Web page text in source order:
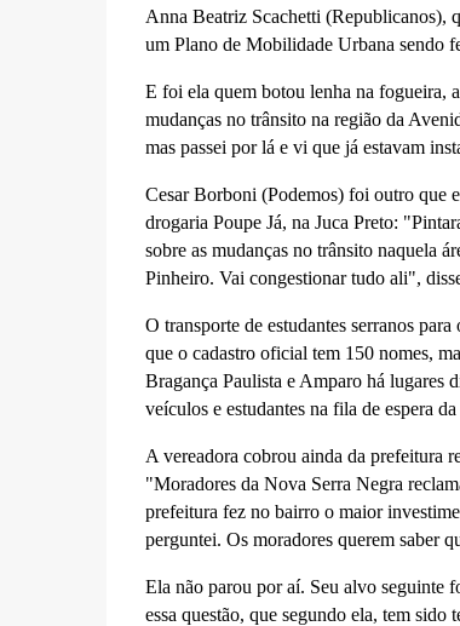
Anna Beatriz Scachetti (Republicanos),
um Plano de Mobilidade Urbana sendo
E foi ela quem botou lenha na fogueira,
mudanças no trânsito na região da
mas passei por lá e vi que já estavam
Cesar Borboni (Podemos) foi outro que
drogaria Poupe Já, na Juca Preto:
sobre as mudanças no trânsito naquela
Pinheiro. Vai congestionar tudo ali",
O transporte de estudantes serranos
que o cadastro oficial tem 150 nomes,
Bragança Paulista e Amparo há lugares
veículos e estudantes na fila de espera
A vereadora cobrou ainda da prefeitura
"Moradores da Nova Serra Negra
prefeitura fez no bairro o maior
perguntei. Os moradores querem saber
Ela não parou por aí. Seu alvo seguinte
essa questão, que segundo ela, tem